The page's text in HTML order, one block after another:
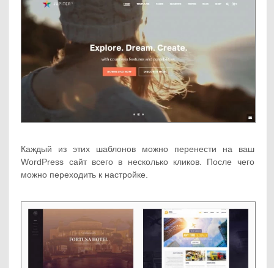
Каждый из этих шаблонов можно перенести на ваш
WordPress сайт всего в несколько кликов. После чего
можно переходить к настройке.